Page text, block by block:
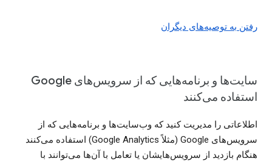
رفتن به توصیه‌های دیگران
سایت‌ها و برنامه‌هایی که از سرویس‌های Google
استفاده می‌کنند
اطلاعاتی را مدیریت کنید که وب‌سایت‌ها و برنامه‌هایی که از
سرویس‌های Google (مثلاً Google Analytics) استفاده می‌کنند
هنگام بازدید از سرویس‌هایشان یا تعامل با آن‌ها می‌توانند با